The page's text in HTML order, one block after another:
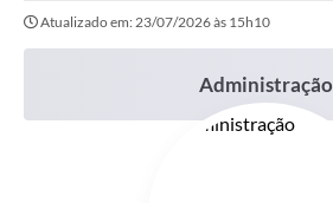
Atualizado em: 23/07/2026 às 15h10
Administração